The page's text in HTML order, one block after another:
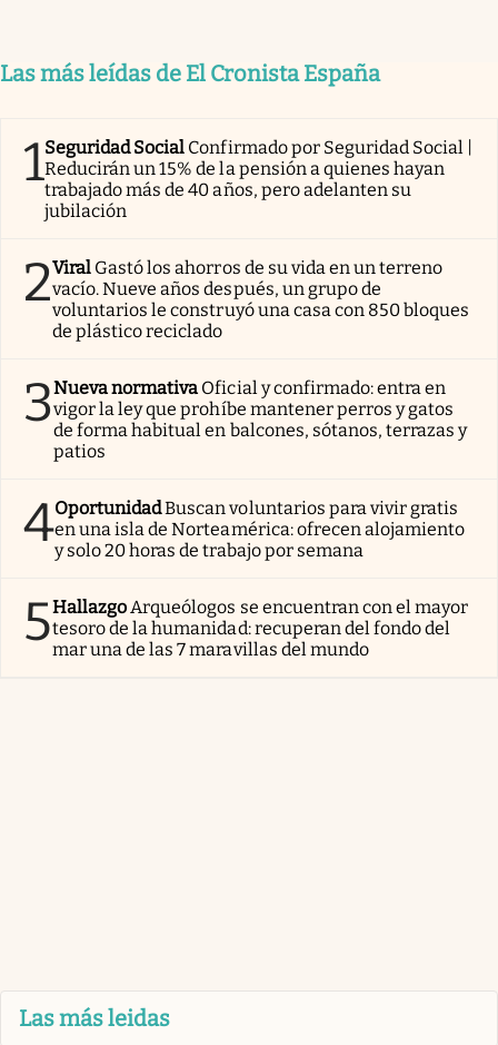
Las más leídas de El Cronista España
1Seguridad Social Confirmado por Seguridad Social |
Reducirán un 15% de la pensión a quienes hayan
trabajado más de 40 años, pero adelanten su
jubilación
2Viral Gastó los ahorros de su vida en un terreno
vacío. Nueve años después, un grupo de
voluntarios le construyó una casa con 850 bloques
de plástico reciclado
3Nueva normativa Oficial y confirmado: entra en
vigor la ley que prohíbe mantener perros y gatos
de forma habitual en balcones, sótanos, terrazas y
patios
4OportunidadBuscan voluntarios para vivir gratis
en una isla de Norteamérica: ofrecen alojamiento
y solo 20 horas de trabajo por semana
5HallazgoArqueólogos se encuentran con el mayor
tesoro de la humanidad: recuperan del fondo del
mar una de las 7 maravillas del mundo
Las más leidas